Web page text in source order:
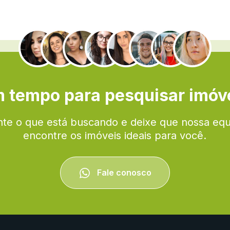
.
tempo para pesquisar
o que está buscando e deixe que nossa
encontre os imóveis ideais para você.
Fale conosco